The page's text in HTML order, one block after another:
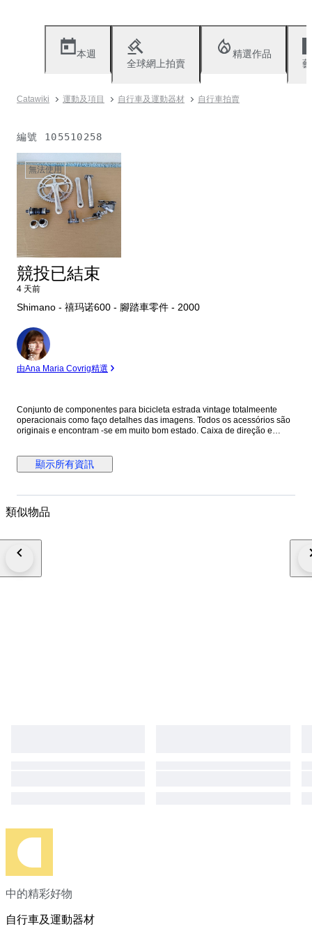
本週
全球網上拍賣
精選作品
Catawiki 運動及項目 自行車及運動器材 自行車拍賣
編號 105510258
無法使用
競投已結束
4 天前
Shimano - 禧玛诺600 - 腳踏車零件 - 2000
專
家
由Ana Maria Covrig精選
Conjunto de componentes para bicicleta estrada vintage totalmeente
operacionais como faço detalhes das imagens. Todos os acessórios são
originais e encontram -se em muito bom estado. Caixa de direção e
顯示所有資訊
類似物品
中的精彩好物
自行車及運動器材